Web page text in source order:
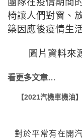
椅讓人們對窗、
築因應後疫情生
圖片資料來
看更多文章…
【2021汽機車機油
對於平常有在開